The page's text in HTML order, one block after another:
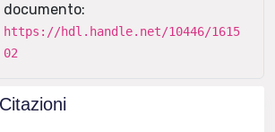
documento:
https://hdl.handle.net/10446/1615
02
Citazioni